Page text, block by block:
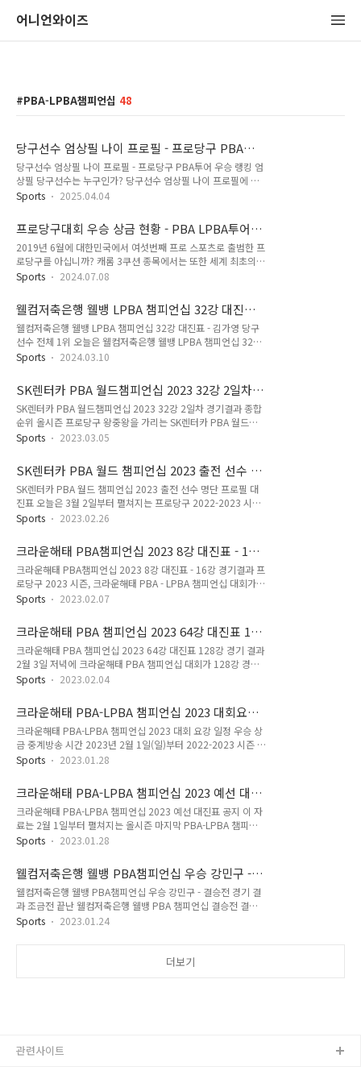
어니언와이즈
PBA-LPBA챔피언십 48
당구선수 엄상필 나이 프로필 - 프로당구 PBA투
어 우승 랭킹
당구선수 엄상필 나이 프로필 - 프로당구 PBA투어 우승 랭킹 엄
상필 당구선수는 누구인가? 당구선수 엄상필 나이 프로필에 대
하여 정리하였습니다.엄상필 당구선수는 지난 시즌 PBA투어 경
팀 리더로서 블루원리조트 엔젤스 당구팀을 포스트시즌까지 올
려놓는데 혁혁한 공을 세운 프로당구선수입니다. 그만큼 당구팬
들에게는 낯익은 선수입니다. 세부 프로필을 보시면 아시겠지만,
지난 시즌에는 3쿠션 당구 애버리지가 상대적으로 높지만(애버
리지 랭킹 13위) 정규시즌 PBA챔피언십에서 걸맞는 성적을 내
나이 프로필이름 : 엄상필 (Sang-pill EOM)국적, 직업 : 한국, 당
구 선수(billiar..
Sports 2025.04.04
프로당구대회 우승 상금 현황 - PBA LPBA투어
순위별 상금 및 포인트
2019년 6월에 대한민국에서 여섯번째 프로 스포츠로 출범한 프
로당구를 아십니까? 캐롬 3쿠션 종목에서는 또한 세계 최초의
프로당구 대회에 해당하는 대회가 PBA-LPBA 챔피언십 투어입
회가 있는 미국이나 유럽에 참여하는 것과 같은 개념입니다. 프
로당구대회 우승 상금 현황 - PBA LPBA투어 순위별 상금 및 포
인트한편 프로당구대회라고 하면 기존의 UMB(세계캐롬당구연
맹)나 KBA(대한당구연맹)이 주관하는 전국당구대회와 같은 아
마추어 당구대회와는 가장 큰 차이점이 당구대회의 상금 일 것입
LPBA투어 순위별 상금 및 포인트를 정리했습니다. PBA
LPBA 프로당구대회 우승 ..
Sports 2024.07.08
웰컴저축은행 웰뱅 LPBA 챔피언십 32강 대진표
- 김가영 당구선수 전체 1위
웰컴저축은행 웰뱅 LPBA 챔피언십 32강 대진표 - 김가영 당구
선수 전체 1위 오늘은 웰컴저축은행 웰뱅 LPBA 챔피언십 32강
대진표를 정리했습니다. 한편 시즌 3승에 도전하는 당구 여제 김
저축은행 웰뱅 챔피언십, 당구여제 김가영 당구선수가, 64강 경
기결과 전체 1위로 32강 대진표에 이름을 올렸습니다. 이로써
시즌 3승을 향해 쾌조의 스타트를 시작했습니다. 17일 웰컴저축
은행 챔피언십 LPBA 128강, 64강 종료 애버리지 1.400 김가
영, 64강 전체 1위로 32강 진출 스롱피아비 히다 오리에 이미래
이우경 탈락 18일 11시30분 개막식 이어 PBA 128강 1..
Sports 2024.03.10
SK렌터카 PBA 월드챔피언십 2023 32강 2일차
경기결과 종합순위
SK렌터카 PBA 월드챔피언십 2023 32강 2일차 경기결과 종합
순위 올시즌 프로당구 왕중왕을 가리는 SK렌터카 PBA 월드챔
피언십 2023 대회 일정은 3월 2일부터 3월 11일까지입니다. 현
지고 있습니다. 오늘은 SK렌터카 PBA 월드챔피언십 2023 대회
의 32강 리그전 1일차 경기 결과와 종합 순위에 대한 정보를 정
리하였습니다. SK렌터카 PBA 월드챔피언십 2023 대회 32강 2
일차 종합 순위 스페인 PBA 강호, 다비드 마르티네스는 세트 패
없는 2승으로 단독 1위 (16강 진출 확정) SK렌터카 PBA 월드챔
PBA 투어 강호, 다비드 마르티네스는 두 차례 경기..
Sports 2023.03.05
SK렌터카 PBA 월드 챔피언십 2023 출전 선수 명
단 프로필 대진표
SK렌터카 PBA 월드 챔피언십 2023 출전 선수 명단 프로필 대
진표 오늘은 3월 2일부터 펼쳐지는 프로당구 2022-2023 시즌
왕중왕전! SK렌터카 PBA 월드 챔피언십 2023 대회에 출전하는
에 대한 정보입입니다. 먼저 PBA 월드 챔피언십 2023 대회에
출전할 수 있는 자격조건인 PBA투어 경기 상금 랭킹 순위부터
살펴보았습니다. 프로당구 2022-2023 시즌 PBA투어 경기 상
금 랭킹 순위 프로당구 2022-2023 정규시즌, PBA투어 상금 랭
킹 순위 1위는 조재호 당구선수 프로당구 2022-2023 시즌
당구선수(출생 나이 1980년생)로 올 시즌 두 차례 PB..
Sports 2023.02.26
크라운해태 PBA챔피언십 2023 8강 대진표 - 16
강 경기결과
크라운해태 PBA챔피언십 2023 8강 대진표 - 16강 경기결과 프
로당구 2023 시즌, 크라운해태 PBA - LPBA 챔피언십 대회가
오늘 LPBA 챔피언십 결승전, 내일 2월 8일 PBA 챔피언십도 결
운해태 PBA챔피언십 16강 경기결과가 나옴에 따라 라 크라운
해태 PBA 챔피언십 2023 8강 대진표와 16강 경기 결과를 정리
하였습니다. 크라운해태 PBA챔피언십 2023 16강 경기 결과를
간략히 살펴보니, PBA챔피언십 우승 경험이 PBA 챔피언 4명과
무관의 PBA 강호 4명의 대결로 압축되었습니다. 8강에 오른
니다. 8강 대진표에 이름을 올린 도전자들은 임성균, 전..
Sports 2023.02.07
크라운해태 PBA 챔피언십 2023 64강 대진표 128
강 경기 결과
크라운해태 PBA 챔피언십 2023 64강 대진표 128강 경기 결과
2월 3일 저녁에 크라운해태 PBA 챔피언십 대회가 128강 경기
를 끝나면서 64강 진출자 명단이 확정되었습니다. 오늘은 올시
챔피언십 2023 대회의 64강 대진표와 128강 경기결과를 정리
하였습니다. 이번 대회 64강 대진에 이름을 올린 국내 주요 당구
선수는 강동궁과 조재호 당구선수입니다. 한편 외국인 당구선수
로 PBA 챔피언 출신의 당구선수로는 쿠드롱, 다비드 사파타, 다
비드 마르티네스, 하비에르 팔라존, 필리포스 카시도코스타스,
이름을 올렸습니다. 오늘은 2월 3일자 프로당구협회, PBA의 보
도자료 내용..
Sports 2023.02.04
크라운해태 PBA-LPBA 챔피언십 2023 대회요강
일정 우승상금 중계방송 시간
크라운해태 PBA-LPBA 챔피언십 2023 대회 요강 일정 우승 상
금 중계방송 시간 2023년 2월 1일(일)부터 2022-2023 시즌 마
지막 프로당구 대회인 8차 투어 크라운해태 PBA-LPBA 챔피언
를 정리했습니다. 특히 남자 프로당구선수들이 참여하는 PBA
챔피언십 투어와 달리 여자 프로당구 선수들이 참가하는 LPBA
챔피언십 투어는 경기 방식, 득점제, 우승상금 등에 차이가 있습
니다. 이 부분에 대해에서 함께 정리하였습니다. 크라운해태
PBA-LPBA 챔피언십 대회 일정, 대회 장소 1. 대회명 : 크라운해
3. 타이틀스폰서 : 크라운해태 4. 대회일정 : 2023년..
Sports 2023.01.28
크라운해태 PBA-LPBA 챔피언십 2023 예선 대진
표 공지
크라운해태 PBA-LPBA 챔피언십 2023 예선 대진표 공지 이 자
료는 2월 1일부터 펼쳐지는 올시즌 마지막 PBA-LPBA 챔피언
십에 해당하는 크라운해태 PBA-LPBA 챔피언십 2023 예선 대
PBA(프로당구협회)가 1월 27일, PBA 홈페지를 통해서 공지한
내용과 동일합니다. 안녕하세요, PBA입니다. [크라운해태 PBA-
LPBA 챔피언십 2023] 예선 대진표를 첨부와 같이 공지하오니,
확인하여 주시기 바랍니다. [선수 유의사항] - 대회 요강 및 경기
규칙을 반드시 숙지한 후 대회에 참가하여 주시기 바랍니다. - 경
Sports 2023.01.28
웰컴저축은행 웰뱅 PBA챔피언십 우승 강민구 -
결승전 경기 결과
웰컴저축은행 웰뱅 PBA챔피언십 우승 강민구 - 결승전 경기 결
과 조금전 끝난 웰컴저축은행 웰뱅 PBA 챔피언십 결승전 결기
결과, 우승자 강민구 준우승은 응고딘나이로 결정이 되었습니다.
제 세트제 경기방식에서 강민구 선수가 세트 스코어 4대 2로 승
Sports 2023.01.24
더보기
관련사이트